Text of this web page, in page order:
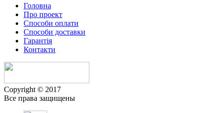
Головна
Про проект
Способи оплати
Способи доставки
Гарантiя
Контакти
Copyright © 2017
Все права защищены